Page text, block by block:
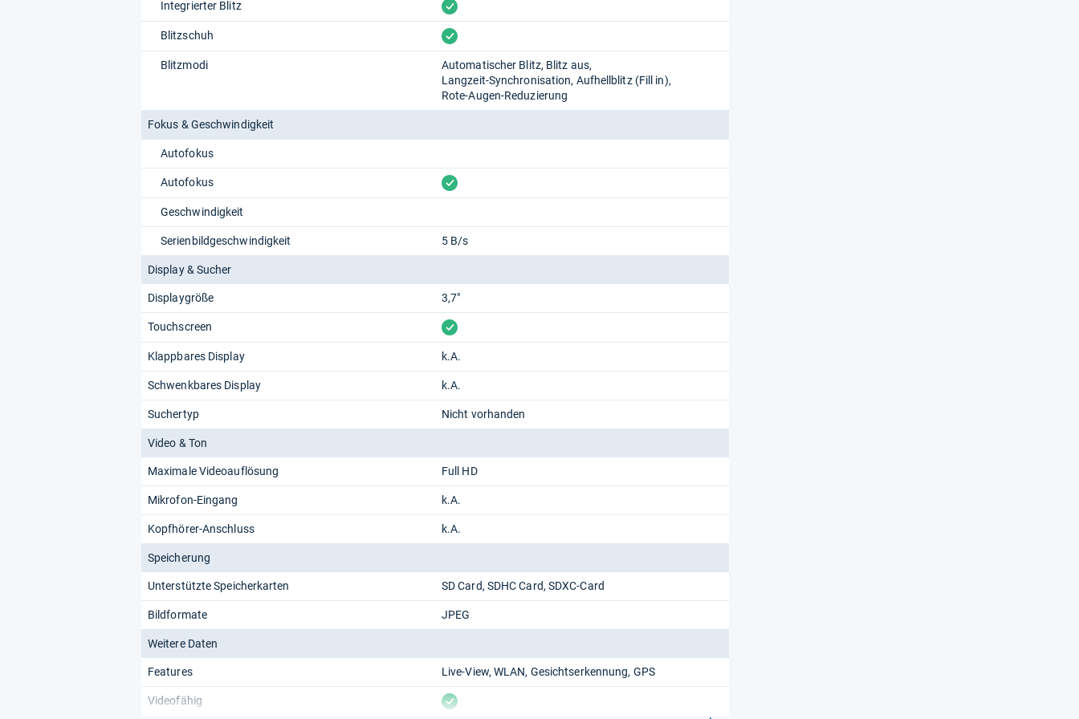
Integrierter Blitz vorhanden
Blitzschuh vorhanden
Blitzmodi Automatischer Blitz Blitz aus
Langzeit-Synchronisation Aufhellblitz (Fill in)
Rote-Augen-Reduzierung
Fokus & Geschwindigkeit
Autofokus
Autofokus vorhanden
Geschwindigkeit
Serienbildgeschwindigkeit 5 B/s
Display & Sucher
Displaygröße 3,7"
Touchscreen vorhanden
Klappbares Display k.A.
Schwenkbares Display k.A.
Suchertyp Nicht vorhanden
Video & Ton
Maximale Videoauflösung Full HD
Mikrofon-Eingang k.A.
Kopfhörer-Anschluss k.A.
Speicherung
Unterstützte Speicherkarten SD Card SDHC Card SDXC-Card
Bildformate JPEG
Weitere Daten
Features Live-View WLAN Gesichtserkennung GPS
Videofähig vorhanden